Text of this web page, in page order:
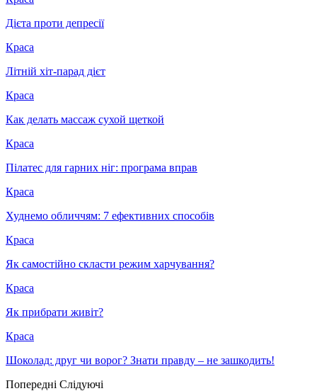
Дієта проти депресії
Краса
Літній хіт-парад дієт
Краса
Как делать массаж сухой щеткой
Краса
Пілатес для гарних ніг: програма вправ
Краса
Худнемо обличчям: 7 ефективних способів
Краса
Як самостійно скласти режим харчування?
Краса
Як прибрати живіт?
Краса
Шоколад: друг чи ворог? Знати правду – не зашкодить!
Попередні Слідуючі